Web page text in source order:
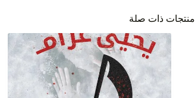
منتجات ذات صلة